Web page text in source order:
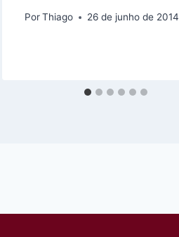
Por Thiago 26 de junho de 2014